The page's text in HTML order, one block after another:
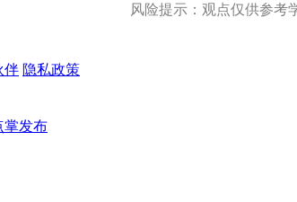
风险提示：观点仅供参考
伴 隐私政策
掌发布